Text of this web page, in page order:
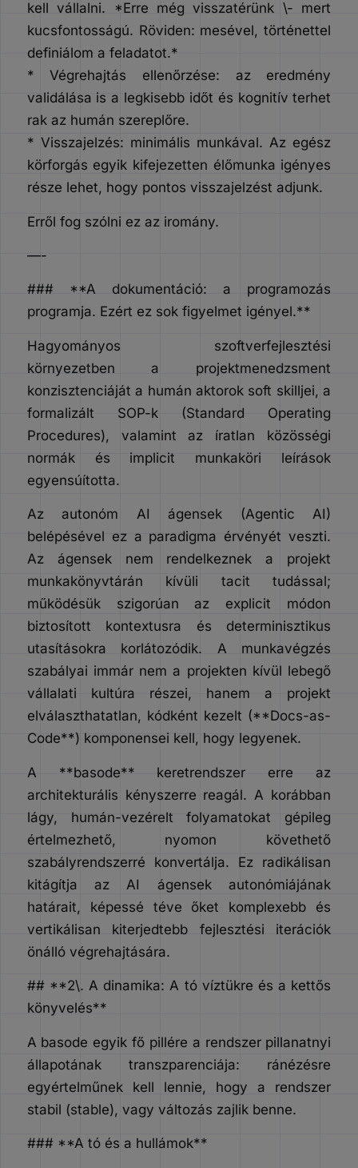
kell vállalni. *Erre még visszatérünk \- mert
kucsfontosságú. Röviden: mesével, történettel
definiálom a feladatot.*
* Végrehajtás ellenőrzése: az eredmény
validálása is a legkisebb időt és kognitív terhet
rak az humán szereplőre.
* Visszajelzés: minimális munkával. Az egész
körforgás egyik kifejezetten élőmunka igényes
része lehet, hogy pontos visszajelzést adjunk.
Erről fog szólni ez az iromány.
—-
### **A dokumentáció: a programozás
programja. Ezért ez sok figyelmet igényel.**
Hagyományos szoftverfejlesztési
környezetben a projektmenedzsment
konzisztenciáját a humán aktorok soft skilljei, a
formalizált SOP-k (Standard Operating
Procedures), valamint az íratlan közösségi
normák és implicit munkaköri leírások
egyensúította.
Az autonóm AI ágensek (Agentic AI)
belépésével ez a paradigma érvényét veszti.
Az ágensek nem rendelkeznek a projekt
munkakönyvtárán kívüli tacit tudással;
működésük szigorúan az explicit módon
biztosított kontextusra és determinisztikus
utasításokra korlátozódik. A munkavégzés
szabályai immár nem a projekten kívül lebegő
vállalati kultúra részei, hanem a projekt
elválaszthatatlan, kódként kezelt (**Docs-as-
Code**) komponensei kell, hogy legyenek.
A **basode** keretrendszer erre az
architekturális kényszerre reagál. A korábban
lágy, humán-vezérelt folyamatokat gépileg
értelmezhető, nyomon követhető
szabályrendszerré konvertálja. Ez radikálisan
kitágítja az AI ágensek autonómiájának
határait, képessé téve őket komplexebb és
vertikálisan kiterjedtebb fejlesztési iterációk
önálló végrehajtására.
## **2\. A dinamika: A tó víztükre és a kettős
könyvelés**
A basode egyik fő pillére a rendszer pillanatnyi
állapotának transzparenciája: ránézésre
egyértelműnek kell lennie, hogy a rendszer
stabil (stable), vagy változás zajlik benne.
### **A tó és a hullámok**